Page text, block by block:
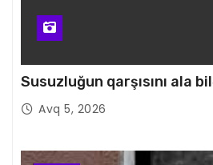
Susuzluğun qarşısını ala
Avq 5, 2026